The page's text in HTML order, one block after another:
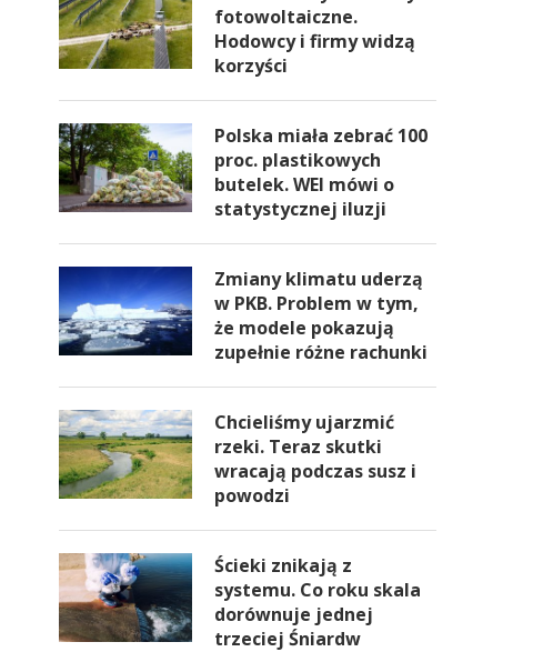
fotowoltaiczne.
Hodowcy i firmy widzą
korzyści
Polska miała zebrać 100
proc. plastikowych
butelek. WEI mówi o
statystycznej iluzji
Zmiany klimatu uderzą
w PKB. Problem w tym,
że modele pokazują
zupełnie różne rachunki
Chcieliśmy ujarzmić
rzeki. Teraz skutki
wracają podczas susz i
powodzi
Ścieki znikają z
systemu. Co roku skala
dorównuje jednej
trzeciej Śniardw